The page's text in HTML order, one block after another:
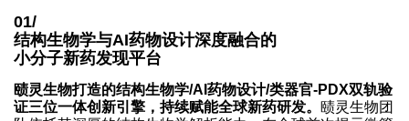
01/
结构生物学与AI药物设计深度融合的
小分子新药发现平台
赜灵生物打造的结构生物学/AI药物设计/类器官-PDX双轨验
证三位一体创新引擎，持续赋能全球新药研发。 赜灵生物团